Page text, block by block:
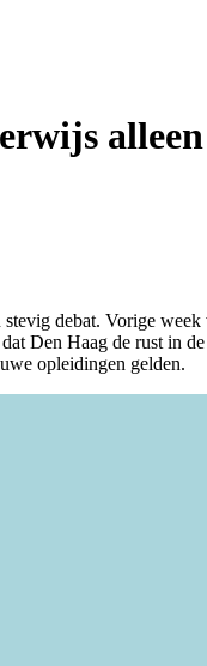
debat. Vorige
Den Haag de rust in
opleidingen gelden.